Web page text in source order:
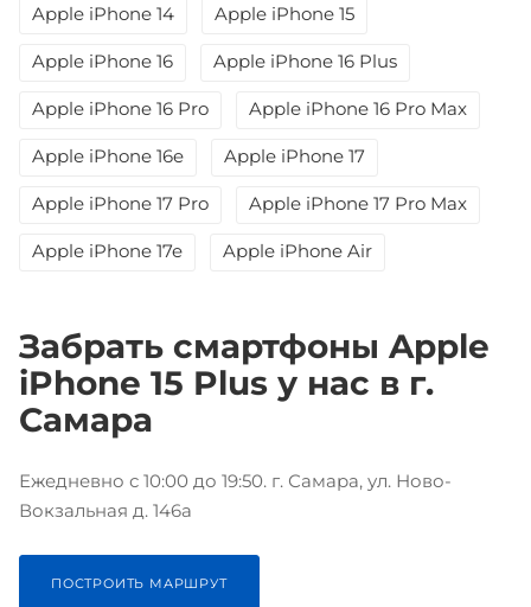
Apple iPhone 14 Apple iPhone 15
Apple iPhone 16 Apple iPhone 16 Plus
Apple iPhone 16 Pro Apple iPhone 16 Pro Max
Apple iPhone 16e Apple iPhone 17
Apple iPhone 17 Pro Apple iPhone 17 Pro Max
Apple iPhone 17e Apple iPhone Air
Забрать смартфоны Apple
iPhone 15 Plus у нас в г.
Самара
Ежедневно с 10:00 до 19:50. г. Самара, ул. Ново-
Вокзальная д. 146а
ПОСТРОИТЬ МАРШРУТ